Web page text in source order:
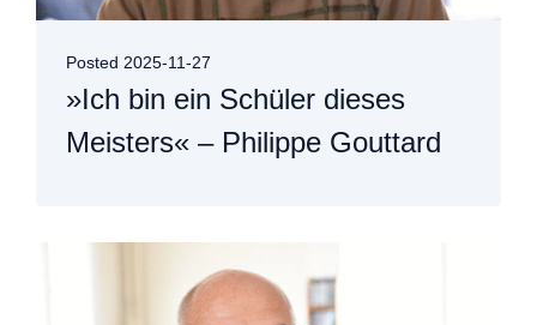
Posted 2025-11-27
»Ich bin ein Schüler dieses
Meisters« – Philippe Gouttard